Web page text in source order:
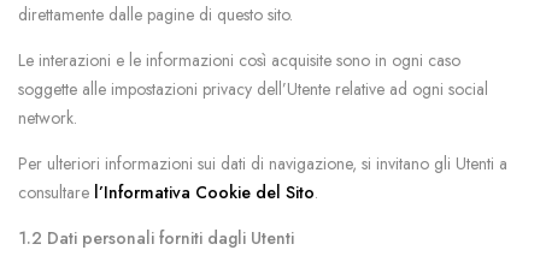
direttamente dalle pagine di questo sito.
Le interazioni e le informazioni così acquisite sono in ogni caso
soggette alle impostazioni privacy dell’Utente relative ad ogni social
network.
Per ulteriori informazioni sui dati di navigazione, si invitano gli Utenti a
consultare l’Informativa Cookie del Sito.
1.2 Dati personali forniti dagli Utenti